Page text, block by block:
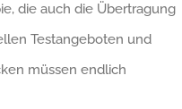
die auch die Übertragung
Testangeboten und
müssen endlich